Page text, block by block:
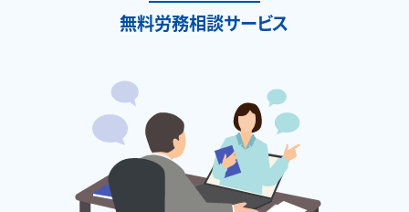
無料労務相談サービス